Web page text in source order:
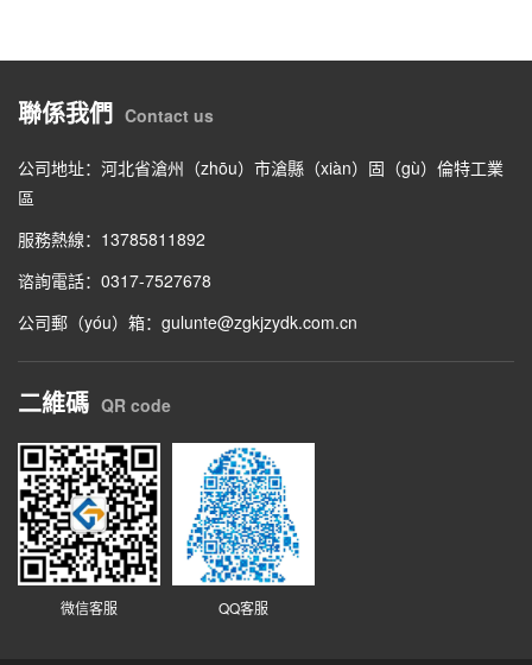
聯係我們 Contact us
公司地址：河北省滄州（zhōu）市滄縣（xiàn）固（gù）倫特工業
區
服務熱線：13785811892
谘詢電話：0317-7527678
公司郵（yóu）箱：gulunte@zgkjzydk.com.cn
二維碼 QR code
微信客服 QQ客服